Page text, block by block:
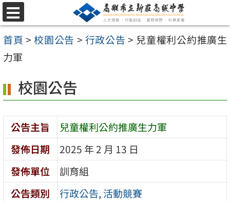
跳
至
主
要
容
區
選
單
首頁 > 校園公告 > 行政公告 > 兒童權利公約推廣生
力軍
校園公告
公告主旨
兒童權利公約推廣生力軍
發佈日期
2025 年 2 月 13 日
發佈單位
訓育組
公告類別
行政公告,活動競賽